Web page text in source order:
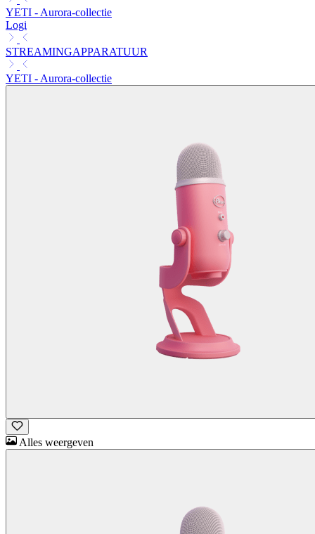
YETI - Aurora-collectie
Logi
STREAMINGAPPARATUUR
YETI - Aurora-collectie
Alles weergeven